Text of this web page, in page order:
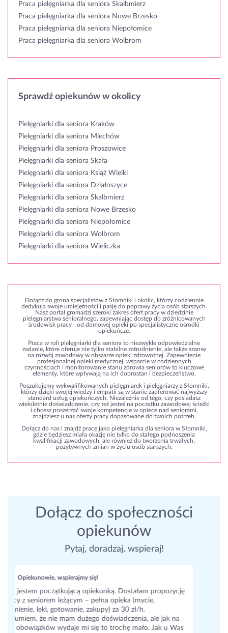
Praca pielęgniarka dla seniora Skalbmierz
Praca pielęgniarka dla seniora Nowe Brzesko
Praca pielęgniarka dla seniora Niepołomice
Praca pielęgniarka dla seniora Wolbrom
Sprawdź opiekunów w okolicy
Pielęgniarki dla seniora Kraków
Pielęgniarki dla seniora Miechów
Pielęgniarki dla seniora Proszowice
Pielęgniarki dla seniora Skała
Pielęgniarki dla seniora Książ Wielki
Pielęgniarki dla seniora Działoszyce
Pielęgniarki dla seniora Skalbmierz
Pielęgniarki dla seniora Nowe Brzesko
Pielęgniarki dla seniora Niepołomice
Pielęgniarki dla seniora Wolbrom
Pielęgniarki dla seniora Wieliczka
Dołącz do grona specjalistów z Słomniki i okolic, którzy codziennie
dedykują swoje umiejętności i pasję do poprawy życia osób starszych.
Nasz portal gromadzi szeroki zakres ofert pracy w dziedzinie
pielęgniarstwa senioralnego, zapewniając dostęp do zróżnicowanych
środowisk pracy - od domowej opieki po specjalistyczne ośrodki
opiekuńcze.
Praca w roli pielęgniarki dla seniora to niezwykle odpowiedzialne
zadanie, które oferuje nie tylko stabilne zatrudnienie, ale także szansę
na rozwój zawodowy w obszarze opieki zdrowotnej. Zapewnienie
profesjonalnej opieki medycznej, wsparcie w codziennych
czynnościach i monitorowanie stanu zdrowia seniorów to kluczowe
elementy, które wpływają na ich dobrostan i bezpieczeństwo.
Poszukujemy wykwalifikowanych pielęgniarek i pielęgniarzy z Słomniki,
którzy dzięki swojej wiedzy i empatii są w stanie zaoferować najwyższy
standard usług opiekuńczych. Niezależnie od tego, czy posiadasz
wieloletnie doświadczenie, czy też jesteś na początku zawodowej ścieżki
i chcesz poszerzać swoje kompetencje w opiece nad seniorami,
znajdziesz u nas oferty pracy dopasowane do twoich potrzeb.
Dołącz do nas i znajdź pracę jako pielęgniarka dla seniora w Słomniki,
gdzie będziesz miała okazję nie tylko do stałego podnoszenia
kwalifikacji zawodowych, ale również do tworzenia trwałych,
pozytywnych zmian w życiu osób starszych.
Dołącz do społeczności
opiekunów
Pytaj, doradzaj, wspieraj!
Opiekunowie, wspierajmy się!
Co byscie zrobily jak jestem z seniorem a on mowi
rodzinie ze go bije zabieram jedzenie i nie daje pic 😞. ja juz
nie wiem co robic bo to wszystko nieprawda, boje sie ze
beda problemy... myslalam zeby zaproponowac
monitoring zeby sie zabezpieczyc, prosze o rade